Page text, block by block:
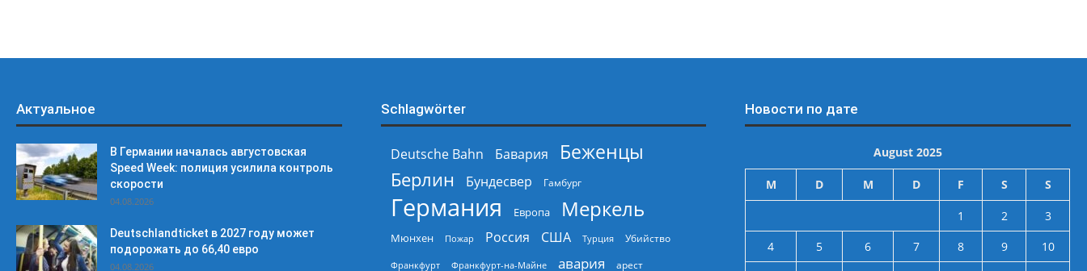
Актуальное
В Германии началась августовская
Speed Week: полиция усилила контроль
скорости
04.08.2026
Deutschlandticket в 2027 году может
подорожать до 66,40 евро
04.08.2026
Schlagwörter
Deutsche Bahn Бавария
Беженцы
Берлин
Бундесвер Гамбург
Германия Европа Меркель
Мюнхен Пожар Россия США Турция Убийство
Франкфурт Франкфурт-на-Майне авария арест
Новости по дате
August 2025
M D M D F S S
1 2
3
4
5 6 7 8 9
10